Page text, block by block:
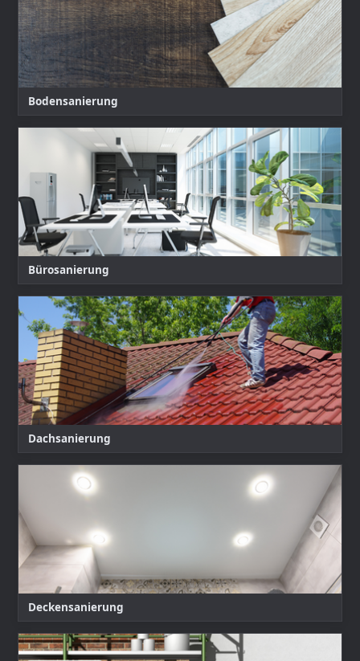
Bodensanierung
Bürosanierung
Dachsanierung
Deckensanierung